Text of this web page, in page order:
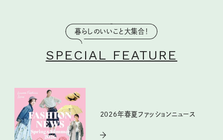
暮らしのいいこと大集合！
SPECIAL FEATURE
2026年春夏ファッションニュース